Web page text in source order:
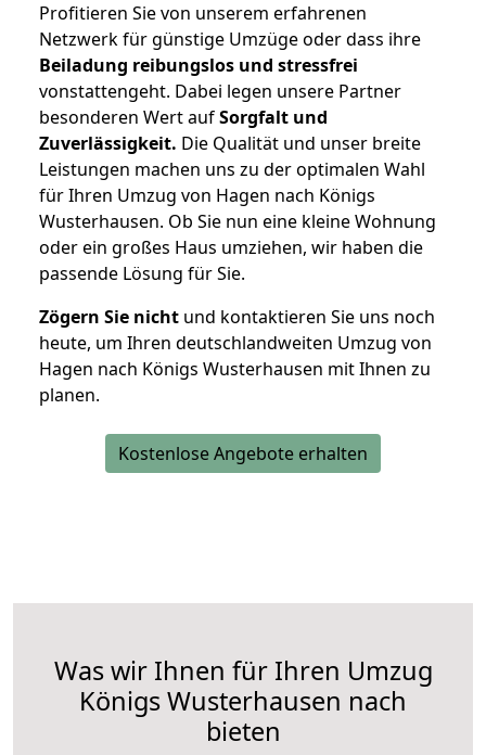
Profitieren Sie von unserem erfahrenen
Netzwerk für günstige Umzüge oder dass ihre
Beiladung reibungslos und stressfrei
vonstattengeht. Dabei legen unsere Partner
besonderen Wert aufSorgfalt und
Zuverlässigkeit. Die Qualität und unser breite
Leistungen machen uns zu der optimalen Wahl
für Ihren Umzug von Hagen nach Königs
Wusterhausen. Ob Sie nun eine kleine Wohnung
oder ein großes Haus umziehen, wir haben die
passende Lösung für Sie.
Zögern Sie nicht und kontaktieren Sie uns noch
heute, um Ihren deutschlandweiten Umzug von
Hagen nach Königs Wusterhausen mit Ihnen zu
planen.
Kostenlose Angebote erhalten
Was wir Ihnen für Ihren Umzug
Königs Wusterhausen nach
bieten